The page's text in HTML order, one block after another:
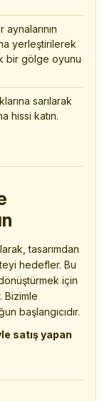
yerleştirilerek
bir gölge oyunu
sarılarak
hissi katın.
tasarımdan
hedefler. Bu
için
Bizimle
başlangıcıdır.
satış yapan